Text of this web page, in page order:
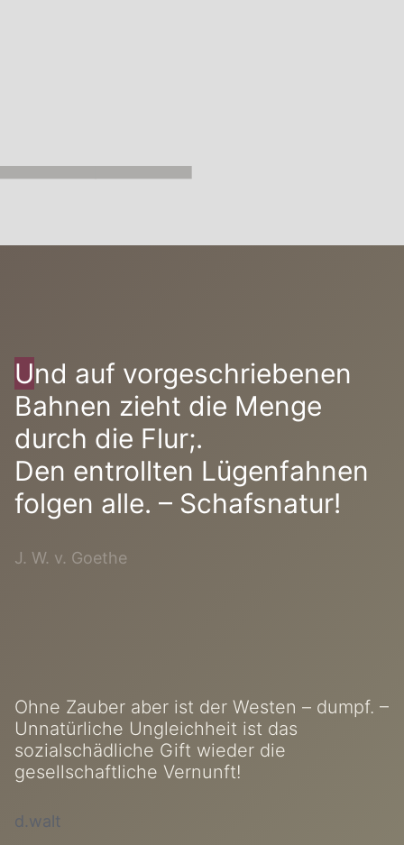
Und auf vorgeschriebenen
Bahnen zieht die Menge
durch die Flur;.
Den entrollten Lügenfahnen
folgen alle. – Schafsnatur!
J. W. v. Goethe
Ohne Zauber aber ist der Westen – dumpf. –
Unnatürliche Ungleichheit ist das
sozialschädliche Gift wieder die
gesellschaftliche Vernunft!
d.walt